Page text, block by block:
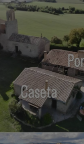
Provare a
troverà la bussola,